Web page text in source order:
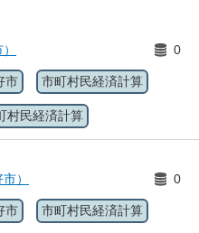
0
市 市町村民経済計算
村民経済計算
）
0
市 市町村民経済計算